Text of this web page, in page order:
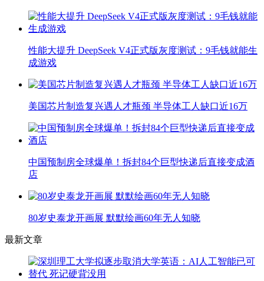
性能大提升 DeepSeek V4正式版灰度测试：9毛钱就能生
成游戏
美国芯片制造复兴遇人才瓶颈 半导体工人缺口近16万
中国预制房全球爆单！拆封84个巨型快递后直接变成酒
店
80岁史泰龙开画展 默默绘画60年无人知晓
最新文章